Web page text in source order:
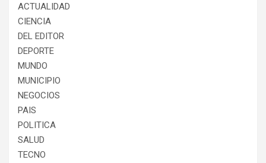
ACTUALIDAD
CIENCIA
DEL EDITOR
DEPORTE
MUNDO
MUNICIPIO
NEGOCIOS
PAIS
POLITICA
SALUD
TECNO